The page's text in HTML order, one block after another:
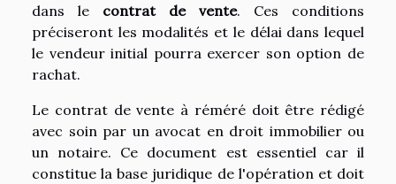
dans le contrat de vente. Ces conditions
préciseront les modalités et le délai dans lequel
le vendeur initial pourra exercer son option de
rachat.
Le contrat de vente à réméré doit être rédigé
avec soin par un avocat en droit immobilier ou
un notaire. Ce document est essentiel car il
constitue la base juridique de l'opération et doit